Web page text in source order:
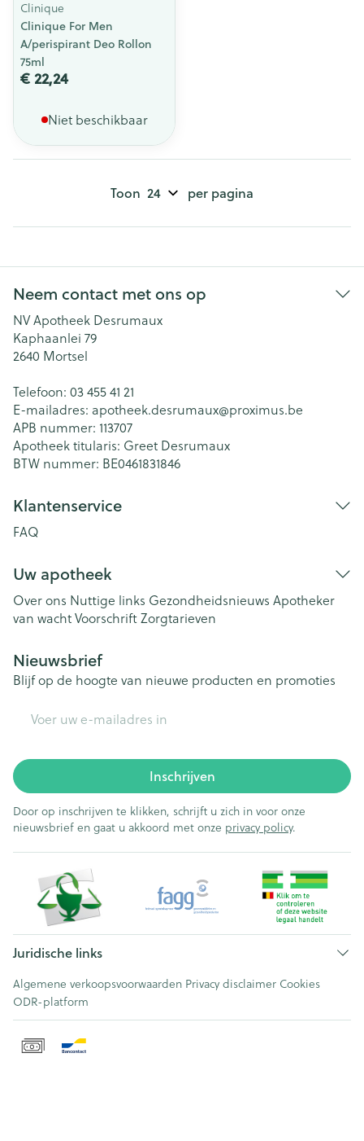
Clinique
Clinique For Men
A/perispirant Deo Rollon
75ml
€ 22,24
Niet beschikbaar
Toon per pagina
Neem contact met ons op
NV Apotheek Desrumaux
Kaphaanlei 79
2640 Mortsel
Telefoon: 03 455 41 21
E-mailadres: apotheek.desrumaux@proximus.be
APB nummer: 113707
Apotheek titularis: Greet Desrumaux
BTW nummer: BE0461831846
Klantenservice
FAQ
Uw apotheek
Over ons Nuttige links Gezondheidsnieuws Apotheker
van wachtVoorschriftZorgtarieven
Nieuwsbrief
Blijf op de hoogte van nieuwe producten en promoties
Inschrijven
Door op inschrijven te klikken, schrijft u zich in voor onze
nieuwsbrief en gaat u akkoord met onze privacy policy.
Juridische links
Algemene verkoopsvoorwaarden Privacy disclaimer Cookies
ODR-platform